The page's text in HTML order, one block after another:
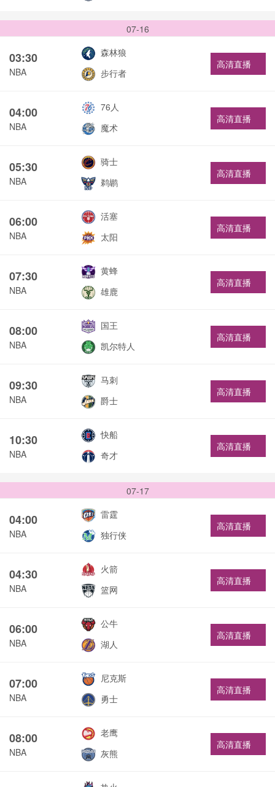
07-16
03:30
NBA
森林狼
步行者
高清直播
04:00
NBA
76人
魔术
高清直播
05:30
NBA
骑士
鹈鹕
高清直播
06:00
NBA
活塞
太阳
高清直播
07:30
NBA
黄蜂
雄鹿
高清直播
08:00
NBA
国王
凯尔特人
高清直播
09:30
NBA
马刺
爵士
高清直播
10:30
NBA
快船
奇才
高清直播
07-17
04:00
NBA
雷霆
独行侠
高清直播
04:30
NBA
火箭
篮网
高清直播
06:00
NBA
公牛
湖人
高清直播
07:00
NBA
尼克斯
勇士
高清直播
08:00
NBA
老鹰
灰熊
高清直播